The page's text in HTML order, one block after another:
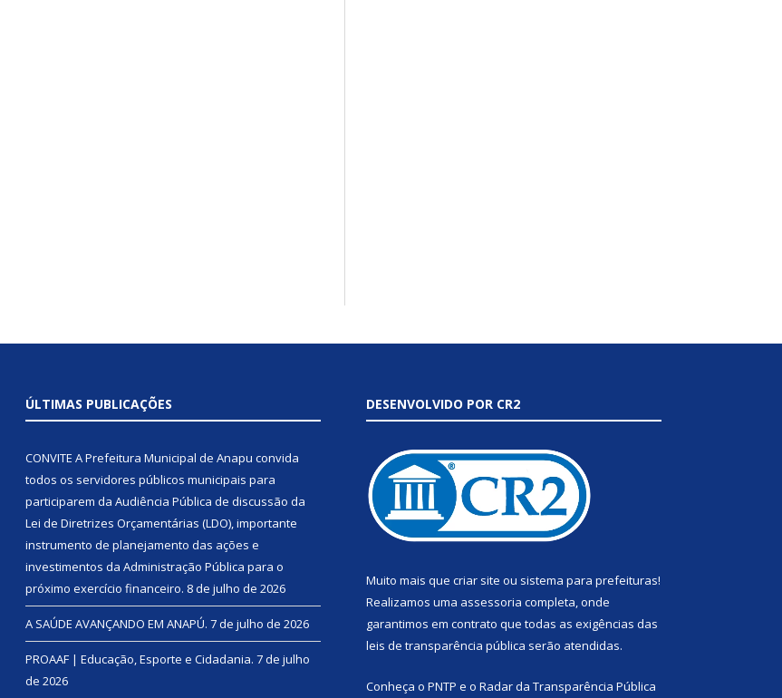
ÚLTIMAS PUBLICAÇÕES
CONVITE A Prefeitura Municipal de Anapu convida
todos os servidores públicos municipais para
participarem da Audiência Pública de discussão da
Lei de Diretrizes Orçamentárias (LDO), importante
instrumento de planejamento das ações e
investimentos da Administração Pública para o
próximo exercício financeiro. 8 de julho de 2026
A SAÚDE AVANÇANDO EM ANAPÚ. 7 de julho de 2026
PROAAF | Educação, Esporte e Cidadania. 7 de julho
de 2026
DESENVOLVIDO POR CR2
Muito mais que criar site ou sistema para prefeituras!
Realizamos uma assessoria completa, onde
garantimos em contrato que todas as exigências das
leis de transparência pública serão atendidas.
Conheça o PNTP e o Radar da Transparência Pública